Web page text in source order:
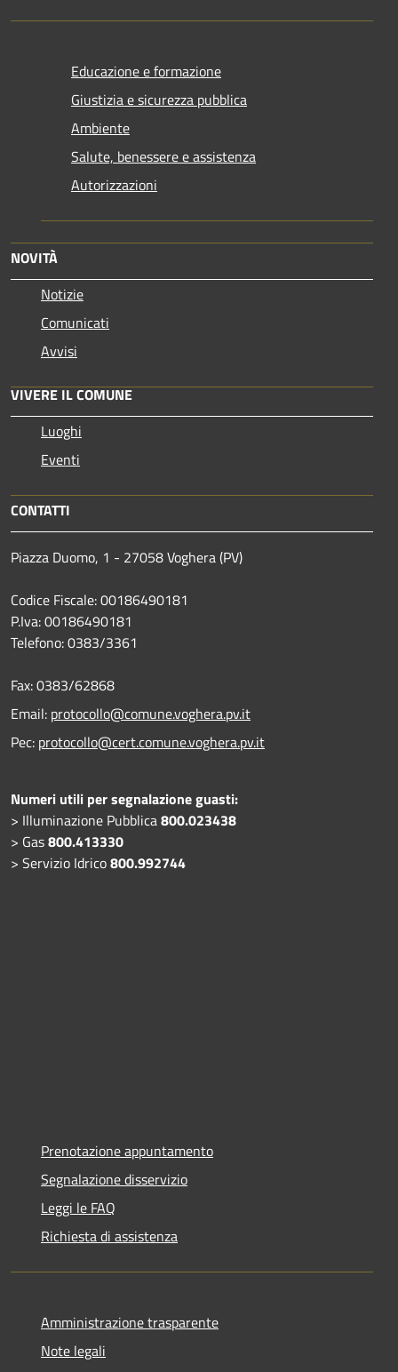
Educazione e formazione
Giustizia e sicurezza pubblica
Ambiente
Salute, benessere e assistenza
Autorizzazioni
NOVITÀ
Notizie
Comunicati
Avvisi
VIVERE IL COMUNE
Luoghi
Eventi
CONTATTI
Piazza Duomo, 1 - 27058 Voghera (PV)
Codice Fiscale: 00186490181
P.Iva: 00186490181
Telefono:0383/3361
Fax:0383/62868
Email: protocollo@comune.voghera.pv.it
Pec: protocollo@cert.comune.voghera.pv.it
Numeri utili per segnalazione guasti:
> Illuminazione Pubblica800.023438
> Gas800.413330
> Servizio Idrico800.992744
Prenotazione appuntamento
Segnalazione disservizio
Leggi le FAQ
Richiesta di assistenza
Amministrazione trasparente
Note legali